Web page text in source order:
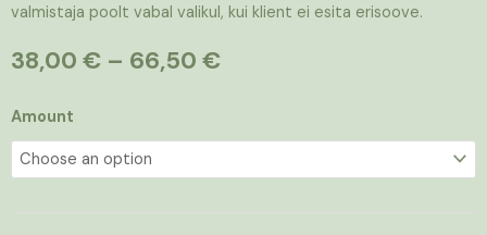
valmistaja poolt vabal valikul, kui klient ei esita erisoove.
38,00 € – 66,50 €Price
through
Amount
Heeringatort
musta
leiva